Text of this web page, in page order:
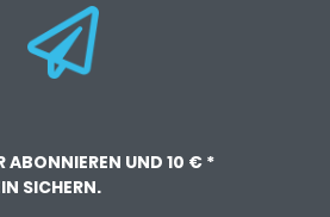
ABONNIEREN UND 10 € *
SICHERN.